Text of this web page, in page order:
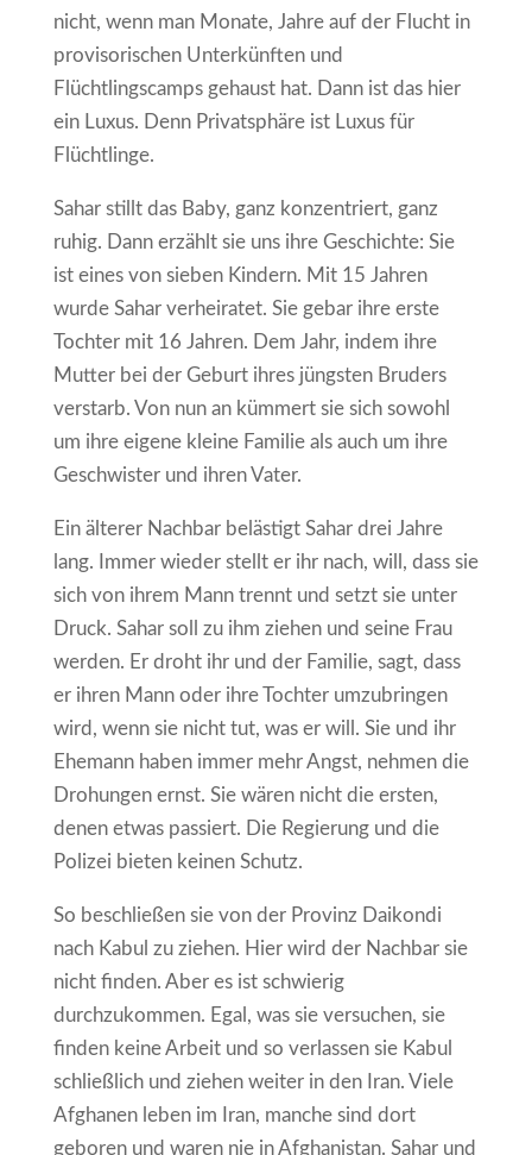
nicht, wenn man Monate, Jahre auf der Flucht in
provisorischen Unterkünften und
Flüchtlingscamps gehaust hat. Dann ist das hier
ein Luxus. Denn Privatsphäre ist Luxus für
Flüchtlinge.
Sahar stillt das Baby, ganz konzentriert, ganz
ruhig. Dann erzählt sie uns ihre Geschichte: Sie
ist eines von sieben Kindern. Mit 15 Jahren
wurde Sahar verheiratet. Sie gebar ihre erste
Tochter mit 16 Jahren. Dem Jahr, indem ihre
Mutter bei der Geburt ihres jüngsten Bruders
verstarb. Von nun an kümmert sie sich sowohl
um ihre eigene kleine Familie als auch um ihre
Geschwister und ihren Vater.
Ein älterer Nachbar belästigt Sahar drei Jahre
lang. Immer wieder stellt er ihr nach, will, dass sie
sich von ihrem Mann trennt und setzt sie unter
Druck. Sahar soll zu ihm ziehen und seine Frau
werden. Er droht ihr und der Familie, sagt, dass
er ihren Mann oder ihre Tochter umzubringen
wird, wenn sie nicht tut, was er will. Sie und ihr
Ehemann haben immer mehr Angst, nehmen die
Drohungen ernst. Sie wären nicht die ersten,
denen etwas passiert. Die Regierung und die
Polizei bieten keinen Schutz.
So beschließen sie von der Provinz Daikondi
nach Kabul zu ziehen. Hier wird der Nachbar sie
nicht finden. Aber es ist schwierig
durchzukommen. Egal, was sie versuchen, sie
finden keine Arbeit und so verlassen sie Kabul
schließlich und ziehen weiter in den Iran. Viele
Afghanen leben im Iran, manche sind dort
geboren und waren nie in Afghanistan. Sahar und